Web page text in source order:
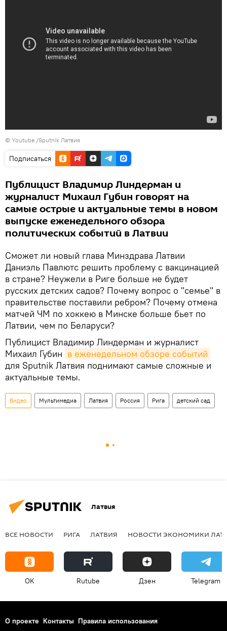
© Youtube /Sputnik Латвия
Подписаться
Публицист Владимир Линдерман и
журналист Михаил Губин говорят на
самые острые и актуальные темы в новом
выпуске еженедельного обзора
политических событий в Латвии
Сможет ли новый глава Минздрава Латвии
Даниэль Павлютс решить проблему с вакцинацией
в стране? Неужели в Риге больше не будет
русских детских садов? Почему вопрос о "семье" в
правительстве поставили ребром? Почему отмена
матчей ЧМ по хоккею в Минске больше бьет по
Латвии, чем по Беларуси?
Публицист Владимир Линдерман и журналист
Михаил Губин в еженедельном обзоре событий
для Sputnik Латвия поднимают самые сложные и
актуальные темы.
Видео Мультимедиа Латвия Россия Рига детский сад
Латвия
ВСЕ НОВОСТИ РИГА ЛАТВИЯ НОВОСТИ ЭКОНОМИКИ
OK Rutube Дзен Telegram
О проекте Контакты Правила использования